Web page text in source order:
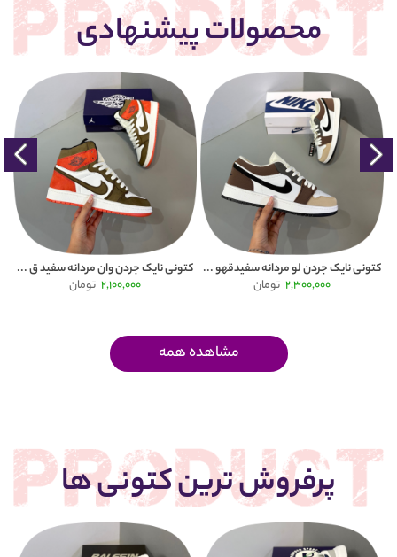
محصولات پیشنهادی
کتونی نایک جردن لو مردانه سفیدقهو ...
2,300,000 تومان
کتونی نایک جردن وان مردانه سفید ق ...
2,100,000 تومان
مشاهده همه
پرفروش ترین کتونی ها